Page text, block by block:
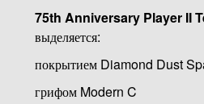
75th Anniversary Player II
выделяется:
покрытием Diamond Dust
грифом Modern C